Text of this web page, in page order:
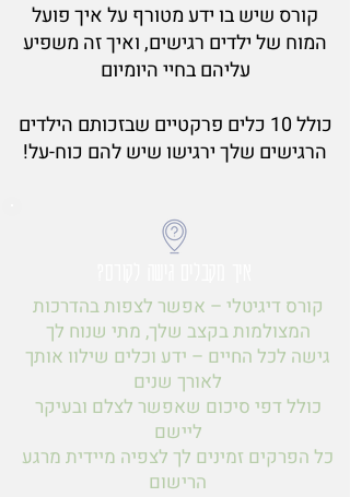
קורס שיש בו ידע מטורף על איך פועל
המוח של ילדים רגישים, ואיך זה משפיע
עליהם בחיי היומיום
כולל 10 כלים פרקטיים שבזכותם הילדים
הרגישים שלך ירגישו שיש להם כוח-על!
קורס דיגיטלי – אפשר לצפות בהדרכות
המצולמות בקצב שלך, מתי שנוח לך
גישה לכל החיים – ידע וכלים שילוו אותך
לאורך שנים
כולל דפי סיכום שאפשר לצלם ובעיקר
ליישם
כל הפרקים זמינים לך לצפיה מיידית מרגע
הרישום